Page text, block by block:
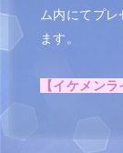
ム内にてプ
ます。
【イケメン